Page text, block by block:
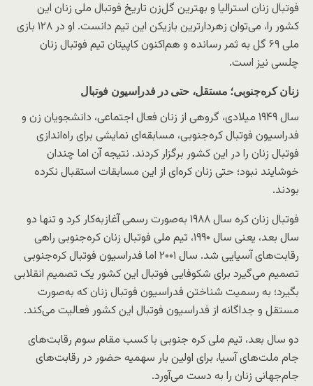
فوتبال زنان استرالیا و بهترین گل‌زن تاریخ فوتبال ملی زنان این
کشور را، می‌توان زهردارترین بازیکن این تیم دانست. او در ۱۲۸ بازی
ملی ۶۹ گل به ثمر رسانده و هم‌اکنون کاپیتان تیم فوتبال زنان
چلسی نیز است.
زنان کره‌جنوبی؛ مستقل، حتی در فدراسیون فوتبال
سال ۱۹۴۹ میلادی، گروهی از زنان فعال اجتماعی، دانشجویان زن و
فدراسیون فوتبال کره‌جنوبی، مسابقه‌ای نمایشی برای راه‌اندازی
فوتبال زنان را در این کشور برگزار کردند. نتیجه‌ آن اما چندان
خوشایند نبود؛ حتی زنان کره‌ای از این مسابقات استقبال نکرده
بودند.
فوتبال زنان کره سال ۱۹۸۸ به‌صورت رسمی آغاز‌به‌کار کرد و تنها دو
سال بعد، یعنی سال ۱۹۹۰، تیم ملی فوتبال زنان کره‌جنوبی راهی
رقابت‌های آسیایی شد. سال ۲۰۰۱ اما فدراسیون فوتبال کره‌جنوبی
تصمیم می‌گیرد برای شکوفایی فوتبال این کشور یک تصمیم انقلابی
بگیرد؛ به رسمیت شناختن فدراسیون فوتبال زنان که به‌صورت
مستقل و جداگانه از فدراسیون فوتبال این کشور فعالیت می‌کند.
دو سال بعد، تیم ملی کره جنوبی با کسب مقام سوم رقابت‌های
جام ملت‌های آسیا، برای اولین بار سهمیه حضور در رقابت‌های
جام‌جهانی زنان را به دست می‌آورد.